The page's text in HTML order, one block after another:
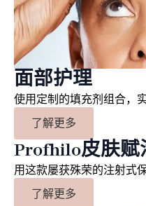
面部护理
使用定制的填充剂组合，
了解更多
Profhilo皮肤赋
用这款屡获殊荣的注射式
了解更多